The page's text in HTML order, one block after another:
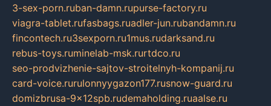
3-sex-porn.ruban-damn.rupurse-factory.ru
viagra-tablet.rufasbags.ruadler-jun.rubandamn.ru
fincontech.ru3sexporn.ru1mus.rudarksand.ru
rebus-toys.ruminelab-msk.rurtdco.ru
seo-prodvizhenie-sajtov-stroitelnyh-kompanij.ru
card-voice.rurulonnyygazon177.rusnow-guard.ru
domizbrusa-9x12spb.rudemaholding.ruaalse.ru